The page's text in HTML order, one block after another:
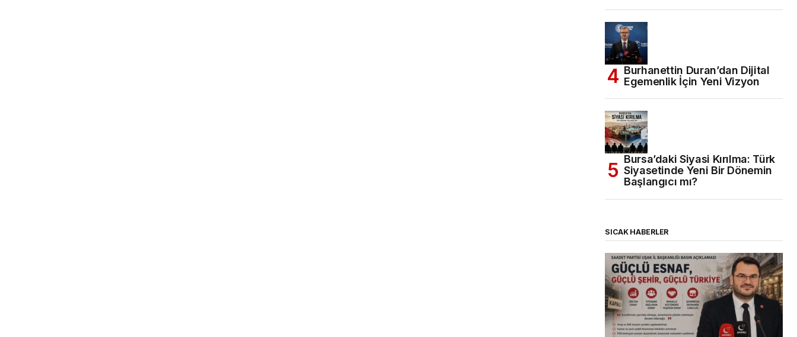
Burhanettin Duran’dan Dijital
Egemenlik İçin Yeni Vizyon
Bursa’daki Siyasi Kırılma: Türk
Siyasetinde Yeni Bir Dönemin
Başlangıcı mı?
SICAK HABERLER